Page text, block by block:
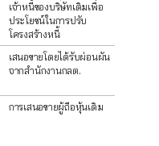
เจ้าหนี้ของบริษัทเดิมเพื่อ
ประโยชน์ในการปรับ
โครงสร้างหนี้
เสนอขายโดยได้รับผ่อนผัน
จากสำนักงานกลต.
การเสนอขายผู้ถือหุ้นเดิม